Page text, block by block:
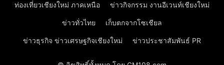
ท่องเที่ยวเชียงใหม่ ภาคเหนือ ข่าวกิจกรรม งานอีเวนท์เชียงใหม่
ข่าวทั่วไทย เก็บตกจากโซเชียล
ข่าวธุรกิจ ข่าวเศรษฐกิจเชียงใหม่ ข่าวประชาสัมพันธ์ PR